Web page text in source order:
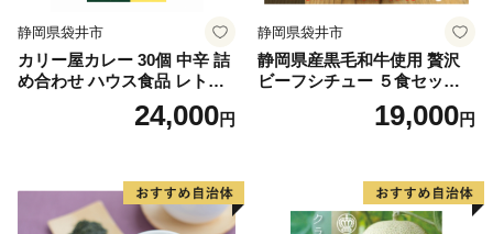
静岡県袋井市
カリー屋カレー 30個 中辛 詰
め合わせ ハウス食品 レトル
24,000円
静岡県袋井市
静岡県産黒毛和牛使用 贅沢
ビーフシチュー ５食セット
贅沢 贈り物 料理 簡単 レンチ
ン おすすめ 人気 厳選 袋井市
19,000円